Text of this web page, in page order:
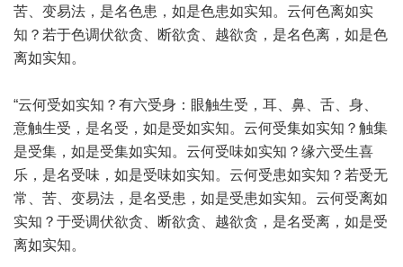
苦、变易法，是名色患，如是色患如实知。云何色离如实
知？若于色调伏欲贪、断欲贪、越欲贪，是名色离，如是色
离如实知。
“云何受如实知？有六受身：眼触生受，耳、鼻、舌、身、
意触生受，是名受，如是受如实知。云何受集如实知？触集
是受集，如是受集如实知。云何受味如实知？缘六受生喜
乐，是名受味，如是受味如实知。云何受患如实知？若受无
常、苦、变易法，是名受患，如是受患如实知。云何受离如
实知？于受调伏欲贪、断欲贪、越欲贪，是名受离，如是受
离如实知。